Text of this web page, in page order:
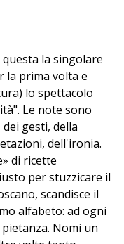
era previsto presso
la singolare
la prima volta e
lo spettacolo
Le note sono
gesti, della
dell'ironia.
di ricette
per stuzzicare il
scandisce il
alfabeto: ad ogni
Nomi un